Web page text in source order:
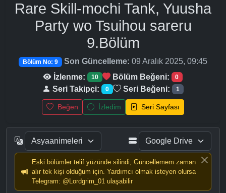
Rare Skill-mochi Tank, Yuusha
Party wo Tsuihou sareru
9.Bölüm
Bölüm No: 9 Son Güncelleme: 09 Aralık 2025, 09:45
İzlenme:
10 Bölüm Beğeni: 0
Seri Takipçi: 0 Seri Beğeni: 1
Beğen İzledim Seri Sayfası
Eski bölümler telif yüzünde silindi, Güncellemem zaman
alır tek kişi olduğum için. Yardımcı olmak isteyen olursa
Telegram: @Lordgrim_01 ulaşabilir